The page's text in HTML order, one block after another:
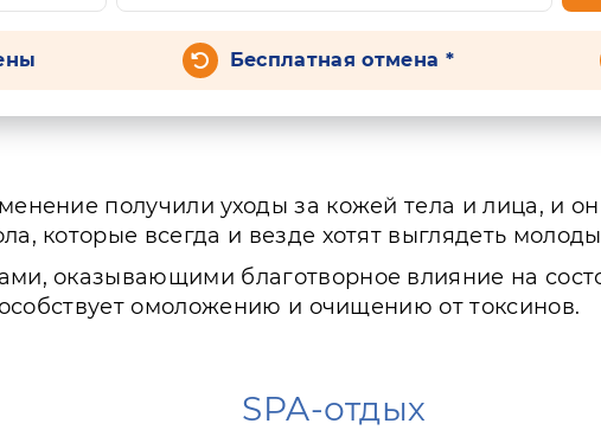
Бесплатная отмена *
получили уходы за кожей тела и лица, и
которые всегда и везде хотят выглядеть
оказывающими благотворное влияние на
омоложению и очищению от токсинов.
SPA-отдых